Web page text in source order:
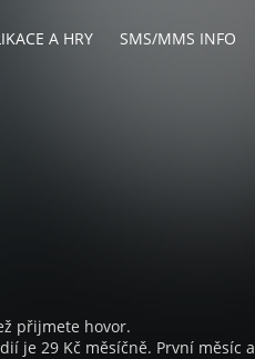
A HRY SMS/MMS INFO
přijmete hovor.
je 29 Kč měsíčně. První měsíc a